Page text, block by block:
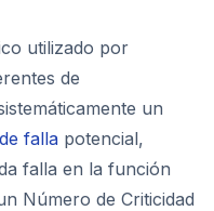
utilizado por
de
un
falla potencial,
falla en la función
Número de Criticidad